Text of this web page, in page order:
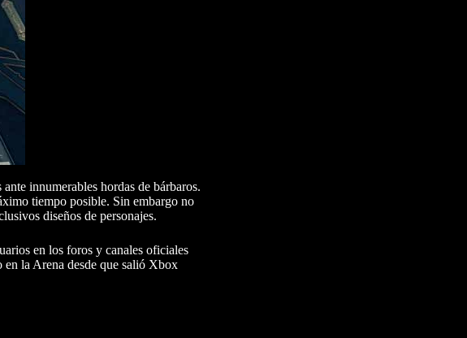
innumerables hordas de bárbaros.
tiempo posible. Sin embargo no
diseños de personajes.
en los foros y canales oficiales
la Arena desde que salió Xbox